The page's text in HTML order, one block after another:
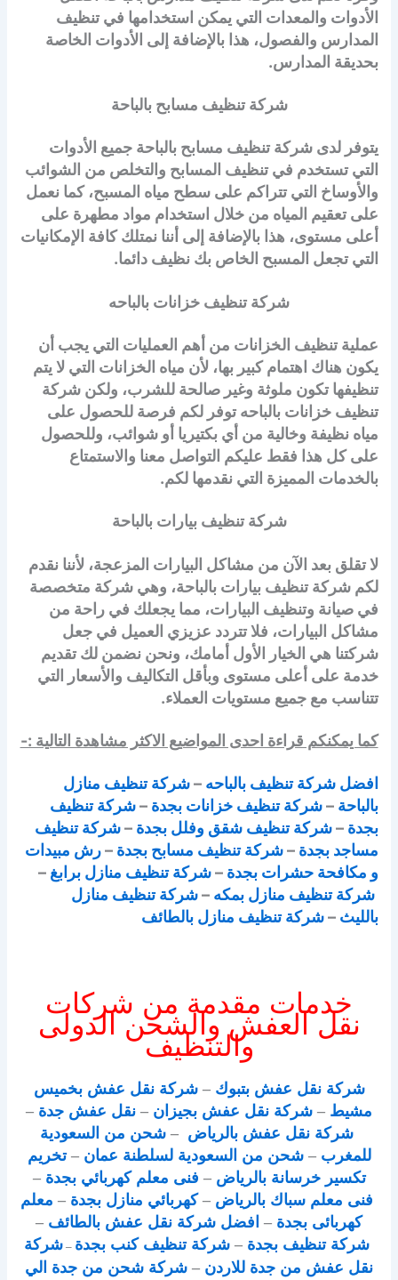
الأدوات والمعدات التي يمكن استخدامها في تنظيف
المدارس والفصول، هذا بالإضافة إلى الأدوات الخاصة
بحديقة المدارس.
شركة تنظيف مسابح بالباحة
يتوفر لدى شركة تنظيف مسابح بالباحة جميع الأدوات
التي تستخدم في تنظيف المسابح والتخلص من الشوائب
والأوساخ التي تتراكم على سطح مياه المسبح، كما نعمل
على تعقيم المياه من خلال استخدام مواد مطهرة على
أعلى مستوى، هذا بالإضافة إلى أننا نمتلك كافة الإمكانيات
التي تجعل المسبح الخاص بك نظيف دائما.
شركة تنظيف خزانات بالباحه
عملية تنظيف الخزانات من أهم العمليات التي يجب أن
يكون هناك اهتمام كبير بها، لأن مياه الخزانات التي لا يتم
تنظيفها تكون ملوثة وغير صالحة للشرب، ولكن شركة
تنظيف خزانات بالباحه توفر لكم فرصة للحصول على
مياه نظيفة وخالية من أي بكتيريا أو شوائب، وللحصول
على كل هذا فقط عليكم التواصل معنا والاستمتاع
بالخدمات المميزة التي نقدمها لكم.
شركة تنظيف بيارات بالباحة
لا تقلق بعد الآن من مشاكل البيارات المزعجة، لأننا نقدم
لكم شركة تنظيف بيارات بالباحة، وهي شركة متخصصة
في صيانة وتنظيف البيارات، مما يجعلك في راحة من
مشاكل البيارات، فلا تتردد عزيزي العميل في جعل
شركتنا هي الخيار الأول أمامك، ونحن نضمن لك تقديم
خدمة على أعلى مستوى وبأقل التكاليف والأسعار التي
تتناسب مع جميع مستويات العملاء.
كما يمكنكم قراءة احدى المواضيع الاكثر مشاهدة التالية :-
افضل شركة تنظيف بالباحه –شركة تنظيف منازل
بالباحة –شركة تنظيف خزانات بجدة –شركة تنظيف
بجدة –شركة تنظيف شقق وفلل بجدة –شركة تنظيف
مساجد بجدة –شركة تنظيف مسابح بجدة –رش مبيدات
و مكافحة حشرات بجدة –شركة تنظيف منازل برابغ –
شركة تنظيف منازل بمكه –شركة تنظيف منازل
بالليث –شركة تنظيف منازل بالطائف
خدمات مقدمة من شركات
نقل العفش والشحن الدولى
والتنظيف
شركة نقل عفش بتبوك –شركة نقل عفش بخميس
مشيط – شركة نقل عفش بجيزان – نقل عفش جدة –
شركة نقل عفش بالرياض – شحن من السعودية
للمغرب –شحن من السعودية لسلطنة عمان –تخريم
تكسير خرسانة بالرياض – فنى معلم كهربائي بجدة –
فنى معلم سباك بالرياض –كهربائي منازل بجدة – معلم
كهربائى بجدة – افضل شركة نقل عفش بالطائف –
شركة تنظيف بجدة – شركة تنظيف كنب بجدة – شركة
نقل عفش من جدة للاردن – شركة شحن من جدة الي